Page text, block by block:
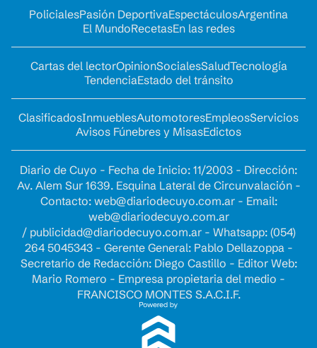
PolicialesPasión DeportivaEspectáculosArgentina
El MundoRecetasEn las redes
Cartas del lectorOpinionSocialesSaludTecnología
TendenciaEstado del tránsito
ClasificadosInmueblesAutomotoresEmpleosServicios
Avisos Fúnebres y MisasEdictos
Diario de Cuyo - Fecha de Inicio: 11/2003 - Dirección:
Av. Alem Sur 1639. Esquina Lateral de Circunvalación -
Contacto: web@diariodecuyo.com.ar- Email:
web@diariodecuyo.com.ar
/ publicidad@diariodecuyo.com.ar- Whatsapp: (054)
264 5045343 - Gerente General: Pablo Dellazoppa -
Secretario de Redacción: Diego Castillo - Editor Web:
Mario Romero - Empresa propietaria del medio -
FRANCISCO MONTES S.A.C.I.F.